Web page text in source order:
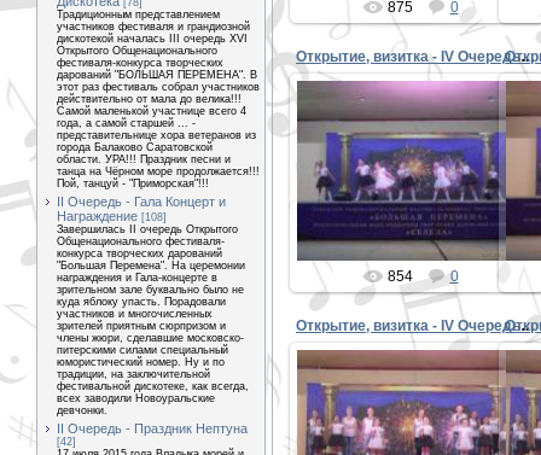
[78]
Традиционным представлением
участников фестиваля и грандиозной
дискотекой началась III очередь XVI
Открытого Общенационального
фестиваля-конкурса творческих
дарований "БОЛЬШАЯ ПЕРЕМЕНА". В
этот раз фестиваль собрал участников
действительно от мала до велика!!!
Самой маленькой участнице всего 4
года, а самой старшей ... -
представительнице хора ветеранов из
города Балаково Саратовской
области. УРА!!! Праздник песни и
танца на Чёрном море продолжается!!!
Пой, танцуй - "Приморская"!!!
II Очередь - Гала Концерт и
Награждение [108]
Завершилась II очередь Открытого
Общенационального фестиваля-
конкурса творческих дарований
"Большая Перемена". На церемонии
награждения и Гала-концерте в
зрительном зале буквально было не
куда яблоку упасть. Порадовали
участников и многочисленных
зрителей приятным сюрпризом и
члены жюри, сделавшие московско-
питерскими силами специальный
юмористический номер. Ну и по
традиции, на заключительной
фестивальной дискотеке, как всегда,
всех заводили Новоуральские
девчонки.
II Очередь - Праздник Нептуна
[42]
875 0
Открытие, визитка - IV Очередь 06
08.09.2015
PETER
854 0
Открытие, визитка - IV Очередь 03
08.09.2015